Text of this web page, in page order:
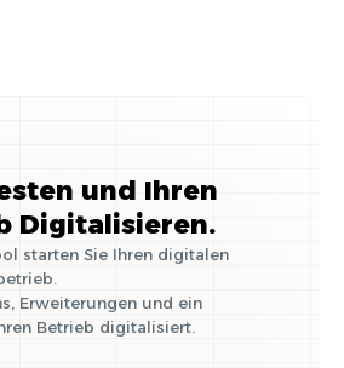
und Ihren
Digitalisieren.
starten Sie Ihren digitalen
Erweiterungen und ein
Betrieb digitalisiert.